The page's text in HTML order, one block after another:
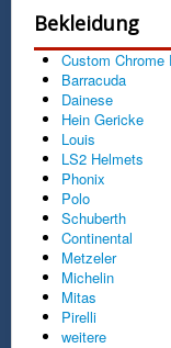
Bekleidung
Custom Chrome
Barracuda
Dainese
Hein Gericke
Louis
LS2 Helmets
Phonix
Polo
Schuberth
Continental
Metzeler
Michelin
Mitas
Pirelli
weitere